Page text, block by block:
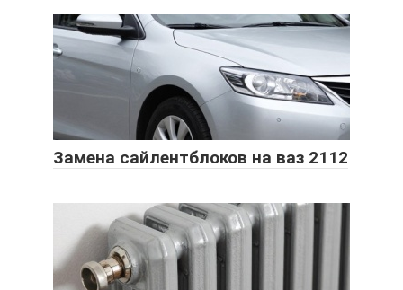
Замена сайлентблоков на ваз 2112